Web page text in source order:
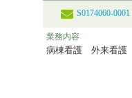
S0174060-0001
業務内容
病棟看護 外来看護